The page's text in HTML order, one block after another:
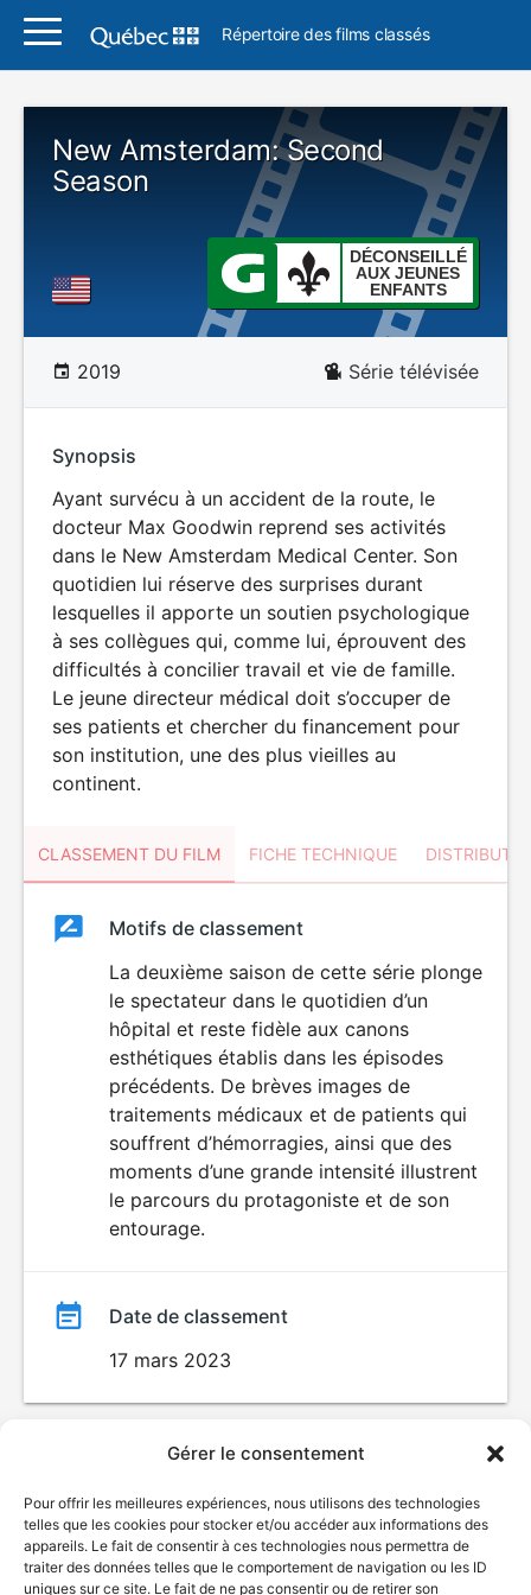
Gérer le consentement
Pour offrir les meilleures expériences, nous utilisons des technologies
telles que les cookies pour stocker et/ou accéder aux informations des
appareils. Le fait de consentir à ces technologies nous permettra de
traiter des données telles que le comportement de navigation ou les ID
uniques sur ce site. Le fait de ne pas consentir ou de retirer son
Répertoire des films classés
New Amsterdam: Second
Season
DÉCONSEILLÉ
AUX JEUNES
ENFANTS
2019 Série télévisée
Synopsis
Ayant survécu à un accident de la route, le
docteur Max Goodwin reprend ses activités
dans le New Amsterdam Medical Center. Son
quotidien lui réserve des surprises durant
lesquelles il apporte un soutien psychologique
à ses collègues qui, comme lui, éprouvent des
difficultés à concilier travail et vie de famille.
Le jeune directeur médical doit s’occuper de
ses patients et chercher du financement pour
son institution, une des plus vieilles au
continent.
CLASSEMENT DU FILM FICHE TECHNIQUE
ClassementClassement
DÉCONSEILLÉ
AUX JEUNES
ENFANTS
Motifs de classement
La deuxième saison de cette série plonge
le spectateur dans le quotidien d’un
hôpital et reste fidèle aux canons
esthétiques établis dans les épisodes
précédents. De brèves images de
traitements médicaux et de patients qui
souffrent d’hémorragies, ainsi que des
moments d’une grande intensité illustrent
le parcours du protagoniste et de son
entourage.
Date de classement
17 mars 2023